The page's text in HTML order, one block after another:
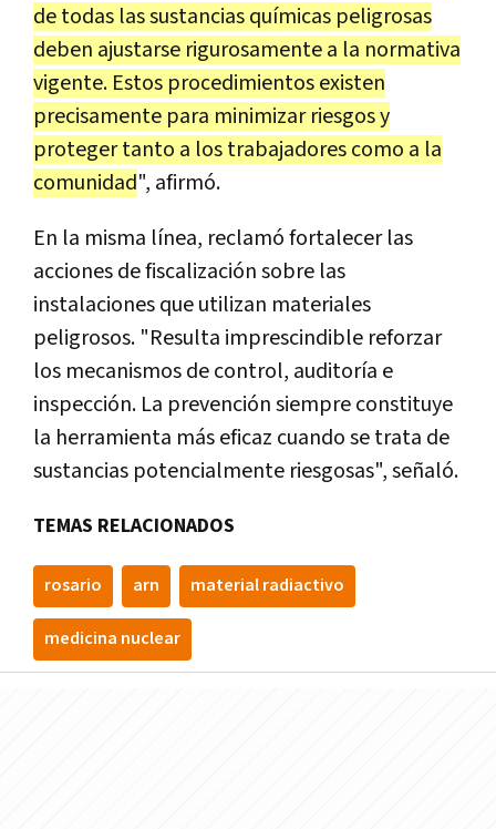
de todas las sustancias químicas peligrosas
deben ajustarse rigurosamente a la normativa
vigente. Estos procedimientos existen
precisamente para minimizar riesgos y
proteger tanto a los trabajadores como a la
comunidad", afirmó.
En la misma línea, reclamó fortalecer las
acciones de fiscalización sobre las
instalaciones que utilizan materiales
peligrosos. "Resulta imprescindible reforzar
los mecanismos de control, auditoría e
inspección. La prevención siempre constituye
la herramienta más eficaz cuando se trata de
sustancias potencialmente riesgosas", señaló.
TEMAS RELACIONADOS
rosario arn material radiactivo
medicina nuclear